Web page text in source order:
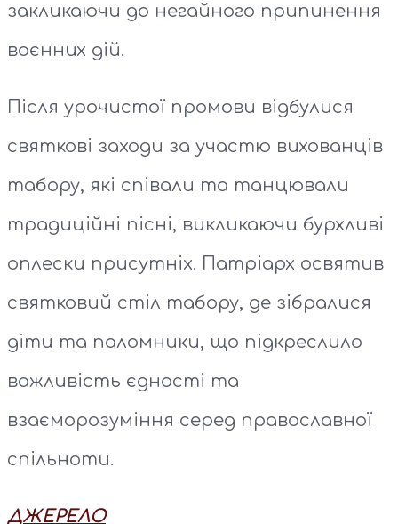
закликаючи до негайного припинення
воєнних дій.
Після урочистої промови відбулися
святкові заходи за участю вихованців
табору, які співали та танцювали
традиційні пісні, викликаючи бурхливі
оплески присутніх. Патріарх освятив
святковий стіл табору, де зібралися
діти та паломники, що підкреслило
важливість єдності та
взаєморозуміння серед православної
спільноти.
ДЖЕРЕЛО